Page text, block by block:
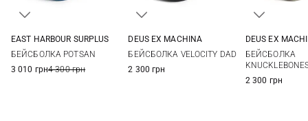
EAST HARBOUR SURPLUS
БЕЙСБОЛКА POTSAN
3 010 грн4 300 грн
DEUS EX MACHINА
БЕЙСБОЛКА VELOCITY DAD
2 300 грн
DEUS EX
БЕЙСБОЛКА
2 300 грн